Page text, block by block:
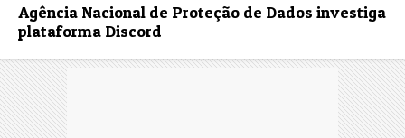
Agência Nacional de Proteção de Dados investiga
plataforma Discord